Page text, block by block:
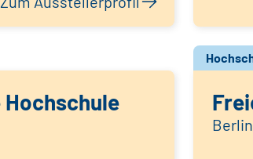
Berlin